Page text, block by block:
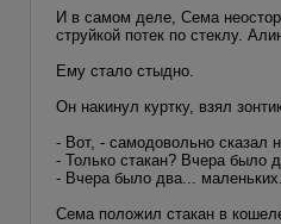
И в самом деле, Сема
струйкой потек по стеклу.
Ему стало стыдно.
Он накинул куртку, взял
- Вот, - самодовольно сказал
- Только стакан? Вчера было
- Вчера было два...
Сема положил стакан в